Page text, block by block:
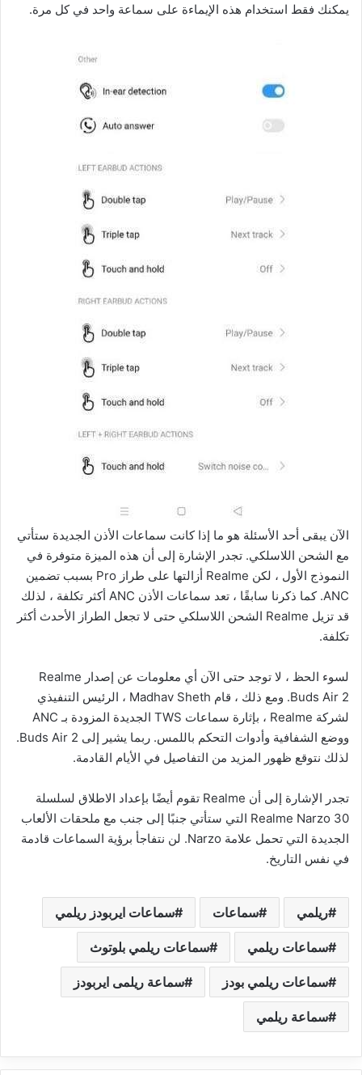
يمكنك فقط استخدام هذه الإيماءة على سماعة واحد في كل مرة.
الآن يبقى أحد الأسئلة هو ما إذا كانت سماعات الأذن الجديدة ستأتي
مع الشحن اللاسلكي. تجدر الإشارة إلى أن هذه الميزة متوفرة في
النموذج الأول ، لكن Realme أزالتها على طراز Pro بسبب تضمين
ANC. كما ذكرنا سابقًا ، تعد سماعات الأذن ANC أكثر تكلفة ، لذلك
قد تزيل Realme الشحن اللاسلكي حتى لا تجعل الطراز الأحدث أكثر
تكلفة.
لسوء الحظ ، لا توجد حتى الآن أي معلومات عن إصدار Realme
Buds Air 2. ومع ذلك ، قام Madhav Sheth ، الرئيس التنفيذي
لشركة Realme ، بإثارة سماعات TWS الجديدة المزودة بـ ANC
ووضع الشفافية وأدوات التحكم باللمس. ربما يشير إلى Buds Air 2.
لذلك نتوقع ظهور المزيد من التفاصيل في الأيام القادمة.
تجدر الإشارة إلى أن Realme تقوم أيضًا بإعداد الاطلاق لسلسلة
Realme Narzo 30 التي ستأتي جنبًا إلى جنب مع ملحقات الألعاب
الجديدة التي تحمل علامة Narzo. لن نتفاجأ برؤية السماعات قادمة
في نفس التاريخ.
ريلمي سماعات سماعات ايربودز ريلمي
سماعات ريلمي سماعات ريلمي بلوتوث
سماعات ريلمي بودز سماعة ريلمى ايربودز
سماعة ريلمي